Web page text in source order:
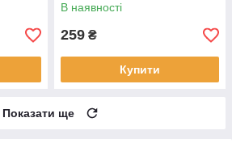
В наявності
259 ₴
Купити
Показати ще